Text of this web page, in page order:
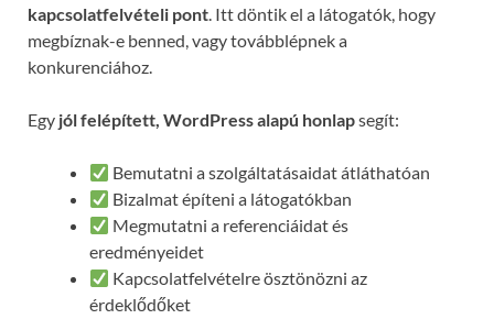
kapcsolatfelvételi pont. Itt döntik el a látogatók, hogy
megbíznak-e benned, vagy továbblépnek a
konkurenciához.
Egy jól felépített, WordPress alapú honlapsegít:
Bemutatni a szolgáltatásaidat átláthatóan
Bizalmat építeni a látogatókban
Megmutatni a referenciáidat és
eredményeidet
Kapcsolatfelvételre ösztönözni az
érdeklődőket